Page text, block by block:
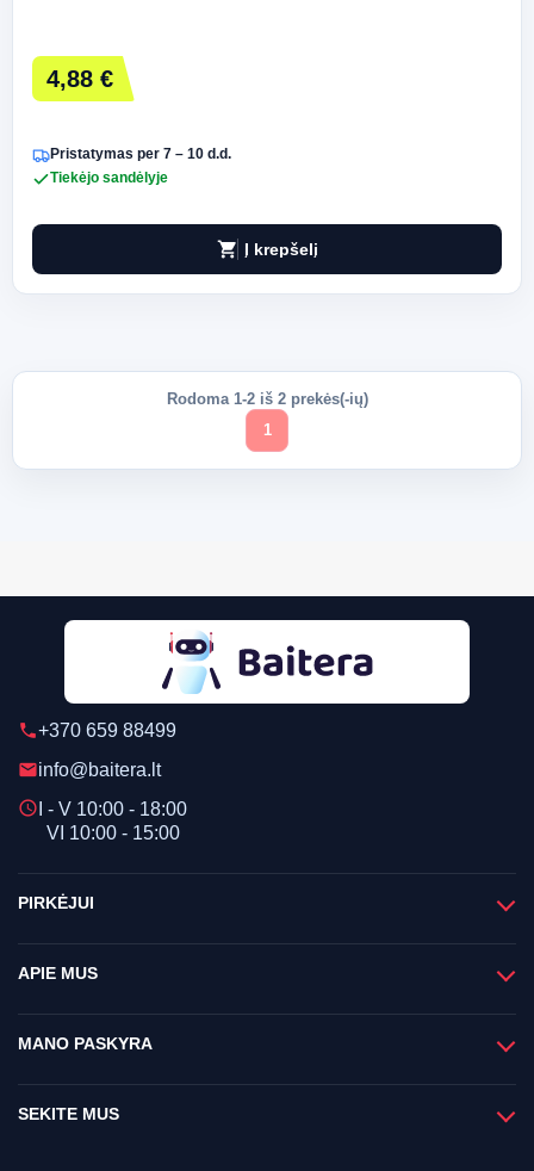
4,88 €
Pristatymas per 7 – 10 d.d.
Tiekėjo sandėlyje
shopping_cart Į krepšelį
Rodoma 1-2 iš 2 prekės(-ių)
1
phone+370 659 88499
emailinfo@baitera.lt
schedule I - V 10:00 - 18:00
VI 10:00 - 15:00
PIRKĖJUI
APIE MUS
MANO PASKYRA
SEKITE MUS